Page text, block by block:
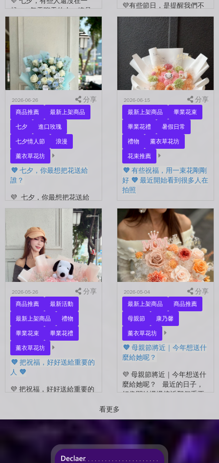
起。 每天聊天的人，總是
秒回的人， 會記得你愛喝什
麼、喜歡什麼的人。 你們
沒有說過喜歡，卻早已習慣
彼此存在。 七夕快到...
💜有些節日，是提醒我們不
要忘了表達愛。 平常的日
子，總是忙著工作、忙著生
活。 那些想說的謝謝、想
說的辛苦了、想說的我愛
你。 常常就這樣，留到了
下...
2026-06-26 分享
商品推薦
最新上架商品
七夕
進口玫瑰
七夕情人節
浪漫
薰衣草花坊
💜 七夕，你最想把花送給
誰？
💜 七夕，你最想把花送給
誰？ 是陪你走過每一天的
另一半，是一直默默支持你
的家人，還是那個努力生活
的自己？ 花，不一定要等
到特別的人才能收到。...
2026-06-15 分享
最新上架商品
畢業花束
畢業花禮
暑假日常
禮物
薰衣草花坊
花束推薦
💜 有些祝福，用一束花剛剛
好 💜 最近開始看到很多人在
拍照
💜 有些祝福，用一束花剛剛
好 💜 最近開始看到很多人
在拍照📷 穿著學士服、抱著
花束，笑著紀錄這段重要的
時光🤍 一路走到現在，一
定有很多不容易。 熬過考
試...
2026-05-26 分享
商品推薦
最新活動
最新上架商品
禮物
畢業花束
畢業花禮
薰衣草花坊
💜 把祝福，好好送給重要的
人 💜
💜 把祝福，好好送給重要的
很多，準備往下一段生活前
2026-05-04 分享
最新上架商品
商品推薦
母親節
康乃馨
薰衣草花坊
💜 母親節將近｜今年想送什
麼給她呢？
💜 母親節將近｜今年想送什
麼給她呢？ 最近的日子，
好像開始慢慢接近那個重要
看更多